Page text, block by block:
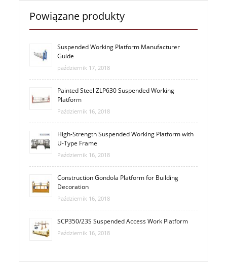
Powiązane produkty
Suspended Working Platform Manufacturer
Guide
październik 17, 2018
Painted Steel ZLP630 Suspended Working
Platform
Październik 16, 2018
High-Strength Suspended Working Platform with
U-Type Frame
Październik 16, 2018
Construction Gondola Platform for Building
Decoration
Październik 16, 2018
SCP350/23S Suspended Access Work Platform
Październik 16, 2018